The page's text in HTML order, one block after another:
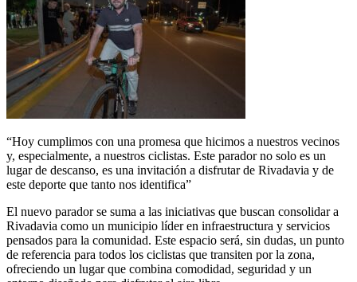
“Hoy cumplimos con una promesa que hicimos a nuestros vecinos
y, especialmente, a nuestros ciclistas. Este parador no solo es un
lugar de descanso, es una invitación a disfrutar de Rivadavia y de
este deporte que tanto nos identifica”
El nuevo parador se suma a las iniciativas que buscan consolidar a
Rivadavia como un municipio líder en infraestructura y servicios
pensados para la comunidad. Este espacio será, sin dudas, un punto
de referencia para todos los ciclistas que transiten por la zona,
ofreciendo un lugar que combina comodidad, seguridad y un